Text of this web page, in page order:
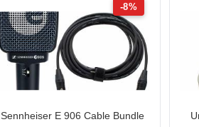
-8%
Sennheiser E 906 Cable Bundle